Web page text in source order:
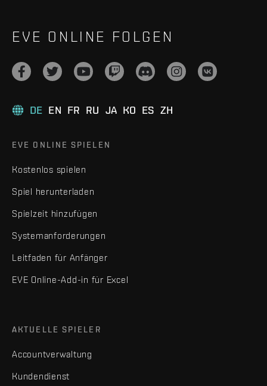
EVE ONLINE FOLGEN
DE EN FR RU JA KO ES ZH
EVE ONLINE SPIELEN
Kostenlos spielen
Spiel herunterladen
Spielzeit hinzufügen
Systemanforderungen
Leitfaden für Anfänger
EVE Online-Add-in für Excel
AKTUELLE SPIELER
Accountverwaltung
Kundendienst